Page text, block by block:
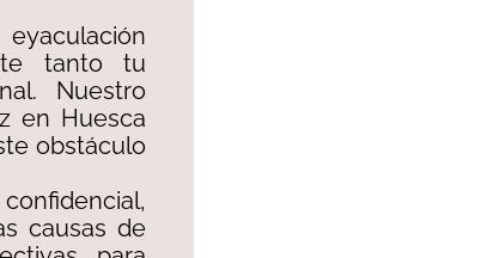
tanto tu
Nuestro
en Huesca
obstáculo
causas de